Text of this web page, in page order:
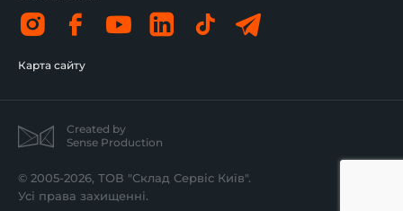
Карта сайту
Created by
Sense Production
© 2005-2026, ТОВ "Склад Сервіс Київ".
Усі права захищенні.